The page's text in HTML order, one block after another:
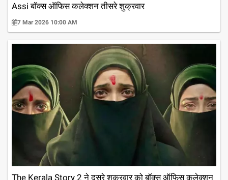
Assi बॉक्स ऑफिस कलेक्शन तीसरे शुक्रवार
7 Mar 2026 10:00 AM
The Kerala Story 2 ने दूसरे शुक्रवार को बॉक्स ऑफिस कलेक्शन